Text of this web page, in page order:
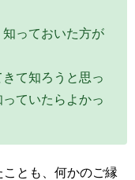
っておいた方が
て知ろうと思っ
ていたらよかっ
とも、何かのご縁